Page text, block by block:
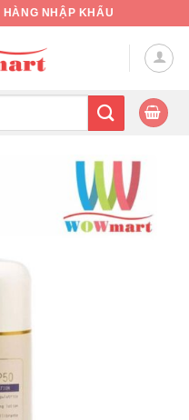
HÀNG NHẬP KHẨU